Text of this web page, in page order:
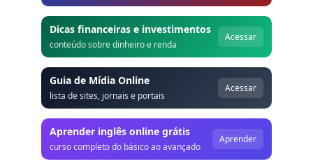
Dicas financeiras e investimentos
conteúdo sobre dinheiro e renda
Acessar
Guia de Mídia Online
lista de sites, jornais e portais
Acessar
Aprender inglês online grátis
curso completo do básico ao avançado
Aprender